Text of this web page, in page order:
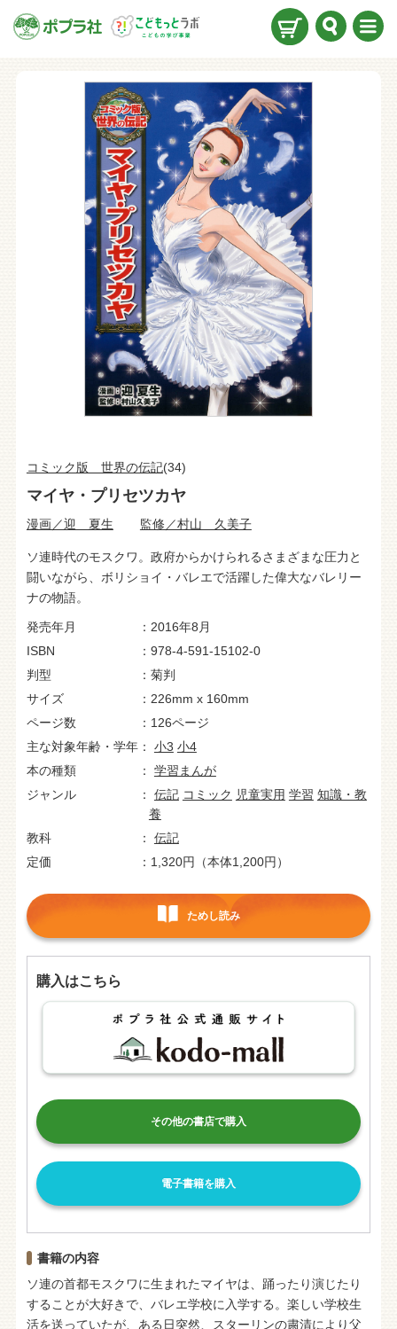
コミック版 世界の伝記(34)
マイヤ・プリセツカヤ
漫画／迎 夏生 監修／村山 久美子
ソ連時代のモスクワ。政府からかけられるさまざまな圧力と
闘いながら、ボリショイ・バレエで活躍した偉大なバレリー
ナの物語。
発売年月
2016年8月
ISBN
978-4-591-15102-0
判型
菊判
サイズ
226mm x 160mm
ページ数
126ページ
主な対象年齢・学年
小3 小4
本の種類
学習まんが
ジャンル
伝記 コミック 児童実用 学習 知識・教
養
教科
伝記
定価
1,320円（本体1,200円）
ためし読み
購入はこちら
その他の書店で購入
電子書籍を購入
書籍の内容
ソ連の首都モスクワに生まれたマイヤは、踊ったり演じたり
することが大好きで、バレエ学校に入学する。楽しい学校生
活を送っていたが、ある日突然、スターリンの粛清により父